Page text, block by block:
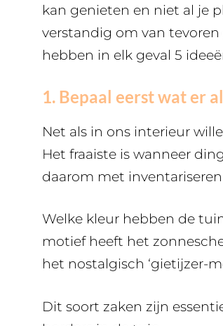
kan genieten en niet al je
verstandig om van
hebben in elk geval 5
1. Bepaal eerst wat er
Net als in ons interieur
Het fraaiste is wanneer
daarom met
Welke kleur hebben de
motief heeft het
het nostalgisch ‘gietijzer-
Dit soort zaken zijn